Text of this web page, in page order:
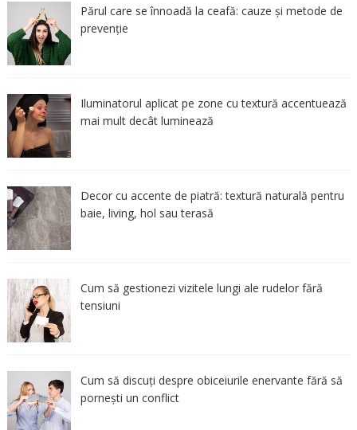
Părul care se înnoadă la ceafă: cauze și metode de
prevenție
Iluminatorul aplicat pe zone cu textură accentuează
mai mult decât luminează
Decor cu accente de piatră: textură naturală pentru
baie, living, hol sau terasă
Cum să gestionezi vizitele lungi ale rudelor fără
tensiuni
Cum să discuți despre obiceiurile enervante fără să
pornești un conflict